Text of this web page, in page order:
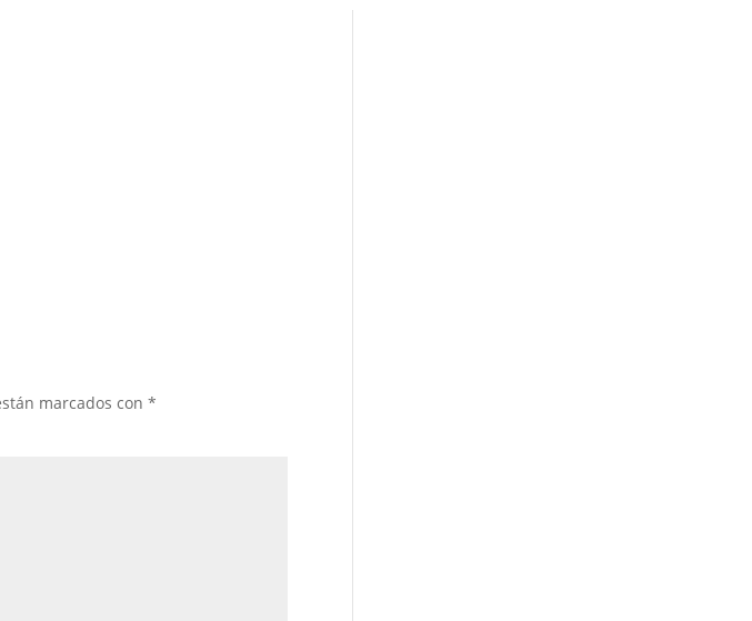
marcados con*